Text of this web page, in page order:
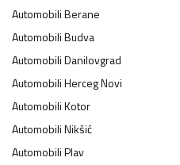
AutomobiliBerane
AutomobiliBudva
AutomobiliDanilovgrad
AutomobiliHerceg Novi
AutomobiliKotor
AutomobiliNikšić
AutomobiliPlav